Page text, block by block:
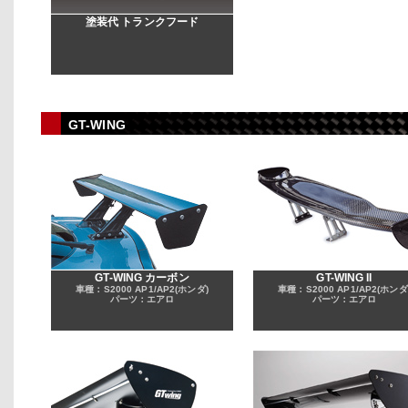
塗装代 トランクフード
GT-WING
GT-WING カーボン
車種：S2000 AP1/AP2(ホンダ)
パーツ：エアロ
GT-WING II
車種：S2000 AP1/AP2(ホン
パーツ：エアロ